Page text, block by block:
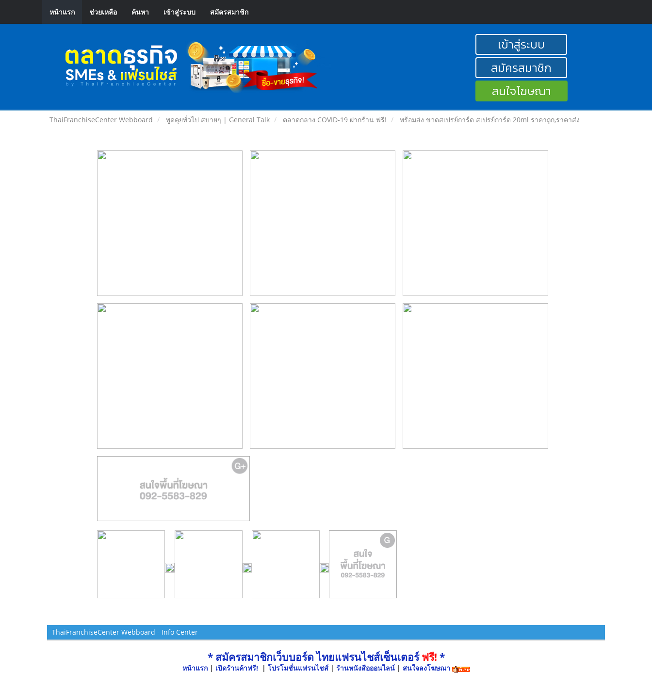
หน้าแรก ช่วยเหลือ ค้นหา เข้าสู่ระบบ สมัครสมาชิก
เข้าสู่ระบบ
สมัครสมาชิก
สนใจโฆษณา
ThaiFranchiseCenter Webboard พูดคุยทั่วไป สบายๆ | General Talk ตลาดกลาง COVID-19 ฝากร้าน ฟรี! พร้อมส่ง ขวดสเปรย์การ์ด สเปรย์การ์ด 20ml ราคาถูก,ราคาส่ง
ThaiFranchiseCenter Webboard - Info Center
* สมัครสมาชิกเว็บบอร์ด ไทยแฟรนไชส์เซ็นเตอร์ฟรี! *
หน้าแรก| เปิดร้านค้าฟรี! | โปรโมชั่นแฟรนไชส์ | ร้านหนังสือออนไลน์ | สนใจลงโฆษณา